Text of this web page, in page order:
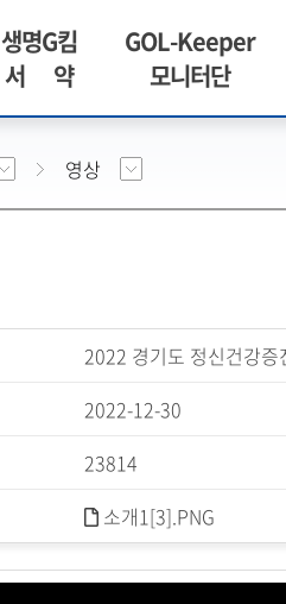
생명G킴
서 약
GOL-Keeper
모니터단
영상
2022 경기도 정신건강
2022-12-30
23814
소개1[3].PNG